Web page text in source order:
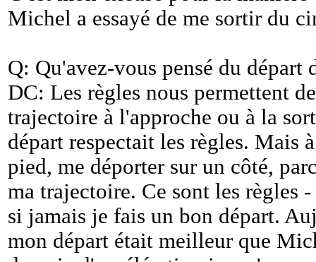
Michel a essayé de me sortir du
Q: Qu'avez-vous pensé du départ
DC: Les règles nous permettent
trajectoire à l'approche ou à la
départ respectait les règles. Mais
pied, me déporter sur un côté,
ma trajectoire. Ce sont les règles
si jamais je fais un bon départ.
mon départ était meilleur que